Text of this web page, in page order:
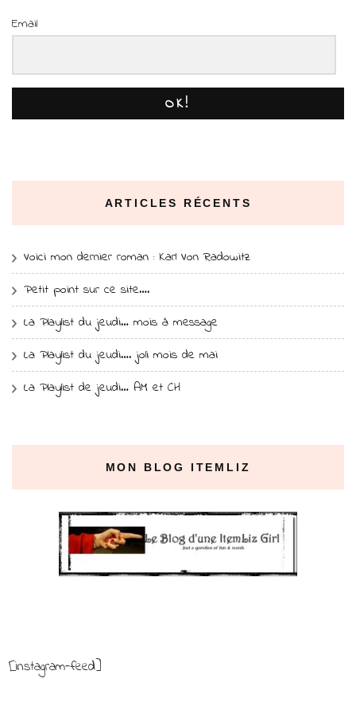
Email
OK!
ARTICLES RÉCENTS
Voici mon dernier roman : Karl Von Radowitz
Petit point sur ce site….
La Playlist du jeudi… mois à message
La Playlist du jeudi…. joli mois de mai
La Playlist de jeudi… AM et CH
MON BLOG ITEMLIZ
[instagram-feed]